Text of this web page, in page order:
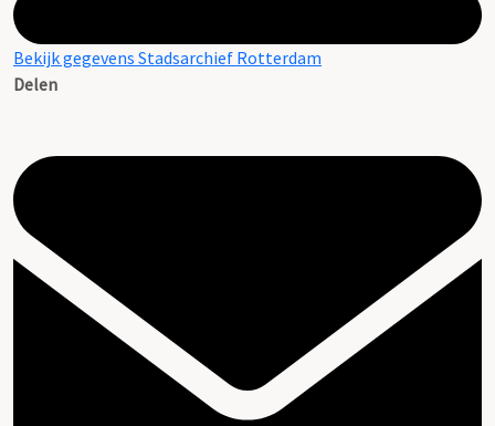
Bekijk gegevens Stadsarchief Rotterdam
Delen